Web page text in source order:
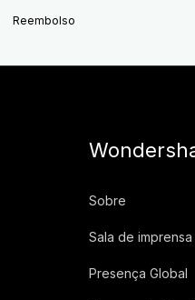
Reembolso
Sobre
Sala de imprensa
Presença Global